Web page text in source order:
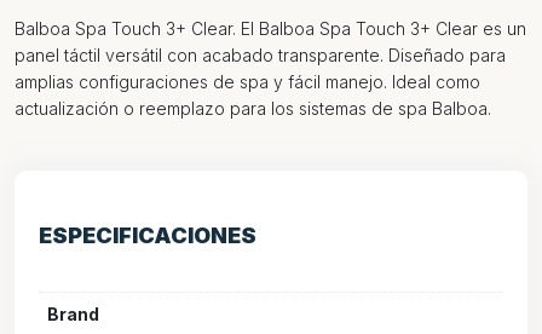
Balboa Spa Touch 3+ Clear. El Balboa Spa Touch 3+ Clear es un
panel táctil versátil con acabado transparente. Diseñado para
amplias configuraciones de spa y fácil manejo. Ideal como
actualización o reemplazo para los sistemas de spa Balboa.
ESPECIFICACIONES
Brand